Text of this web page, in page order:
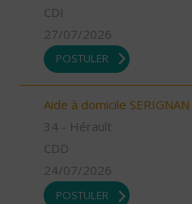
CDI
27/07/2026
POSTULER
Aide à domicile
34 - Hérault
CDD
24/07/2026
POSTULER